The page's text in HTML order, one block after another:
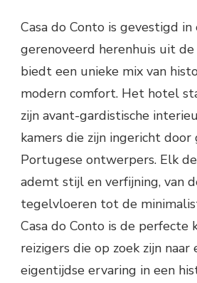
Casa do Conto is gevestigd
gerenoveerd herenhuis uit
biedt een unieke mix van
modern comfort. Het hotel
zijn avant-gardistische
kamers die zijn ingericht
Portugese ontwerpers. Elk
ademt stijl en verfijning, van
tegelvloeren tot de
Casa do Conto is de perfecte
reizigers die op zoek zijn naar
eigentijdse ervaring in een